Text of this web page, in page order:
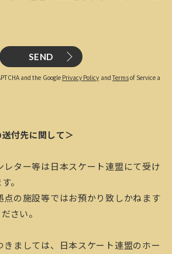
SEND
and the Google Privacy Policy andTermsof Service a
付先に関して＞
レター等は日本スケート連盟にて受け
。
の施設等ではお預かり致しかねます
さい。
ましては、日本スケート連盟のホー